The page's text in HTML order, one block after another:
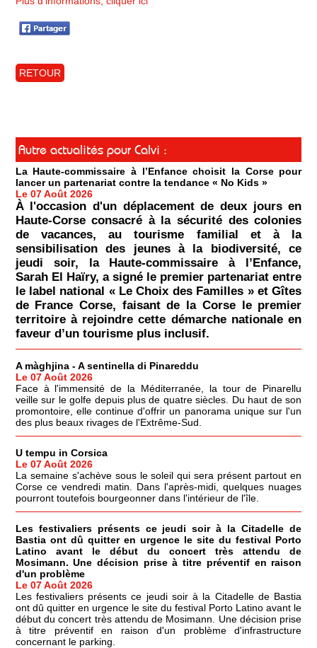
RETOUR
Autre actualités pour Calvi :
La Haute-commissaire à l’Enfance choisit la Corse pour
lancer un partenariat contre la tendance « No Kids »
Le 07 Août 2026
À l'occasion d'un déplacement de deux jours en
Haute-Corse consacré à la sécurité des colonies
de vacances, au tourisme familial et à la
sensibilisation des jeunes à la biodiversité, ce
jeudi soir, la Haute-commissaire à l’Enfance,
Sarah El Haïry, a signé le premier partenariat entre
le label national « Le Choix des Familles » et Gîtes
de France Corse, faisant de la Corse le premier
territoire à rejoindre cette démarche nationale en
faveur d’un tourisme plus inclusif.
A màghjina - A sentinella di Pinareddu
Le 07 Août 2026
Face à l'immensité de la Méditerranée, la tour de Pinarellu
veille sur le golfe depuis plus de quatre siècles. Du haut de son
promontoire, elle continue d'offrir un panorama unique sur l'un
des plus beaux rivages de l'Extrême-Sud.
U tempu in Corsica
Le 07 Août 2026
La semaine s'achève sous le soleil qui sera présent partout en
Corse ce vendredi matin. Dans l'après-midi, quelques nuages
pourront toutefois bourgeonner dans l'intérieur de l'île.
Les festivaliers présents ce jeudi soir à la Citadelle de
Bastia ont dû quitter en urgence le site du festival Porto
Latino avant le début du concert très attendu de
Mosimann. Une décision prise à titre préventif en raison
d'un problème
Le 07 Août 2026
Les festivaliers présents ce jeudi soir à la Citadelle de Bastia
ont dû quitter en urgence le site du festival Porto Latino avant le
début du concert très attendu de Mosimann. Une décision prise
à titre préventif en raison d'un problème d'infrastructure
concernant le parking.